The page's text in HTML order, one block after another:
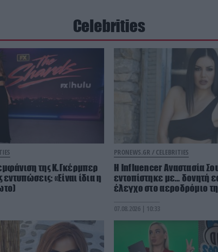
Celebrities
της Κ.Γκέρμπερ
«Είναι ίδια η
PRONEWS.GR / CELEBRITIES
Η Ιnfluencer Αναστασία
εντοπίστηκε με… δονητή
έλεγχο στο αεροδρόμιο
07.08.2026 | 10:33